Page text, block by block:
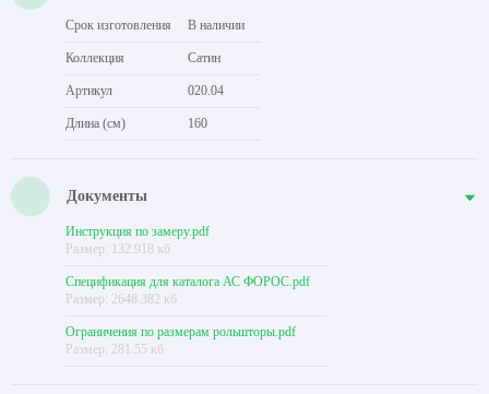
Срок изготовления В наличии
Коллекция Сатин
Артикул 020.04
Длина (см) 160
Документы
Инструкция по замеру.pdf
Размер: 132.918 кб
Спецификация для каталога АС ФОРОС.pdf
Размер: 2648.382 кб
Ограничения по размерам рольшторы.pdf
Размер: 281.55 кб